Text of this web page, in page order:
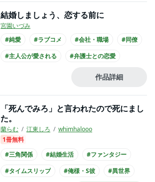
結婚しましょう、恋する前に
宮園いづみ
#純愛
#ラブコメ #会社・職場
#同僚
#主人公が愛される
#弁護士との恋愛
#主人公が会社員 #スーツ
作品詳細
「死んでみろ」と言われたので死にまし
た。
蘭らむ 江東しろ
whimhalooo
1冊無料
#三角関係
#結婚生活
#ファンタジー
#タイムスリップ
#俺様・S彼
#異世界